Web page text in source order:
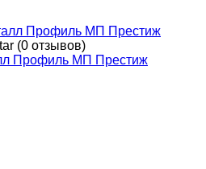
(0 отзывов)
Профиль МП Престиж